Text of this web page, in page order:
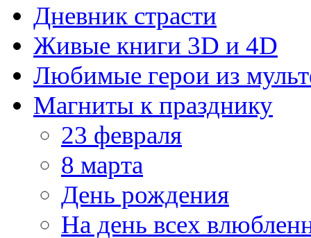
Дневник страсти
Живые книги 3D и 4D
Любимые герои из
Магниты к празднику
23 февраля
8 марта
День рождения
На день всех